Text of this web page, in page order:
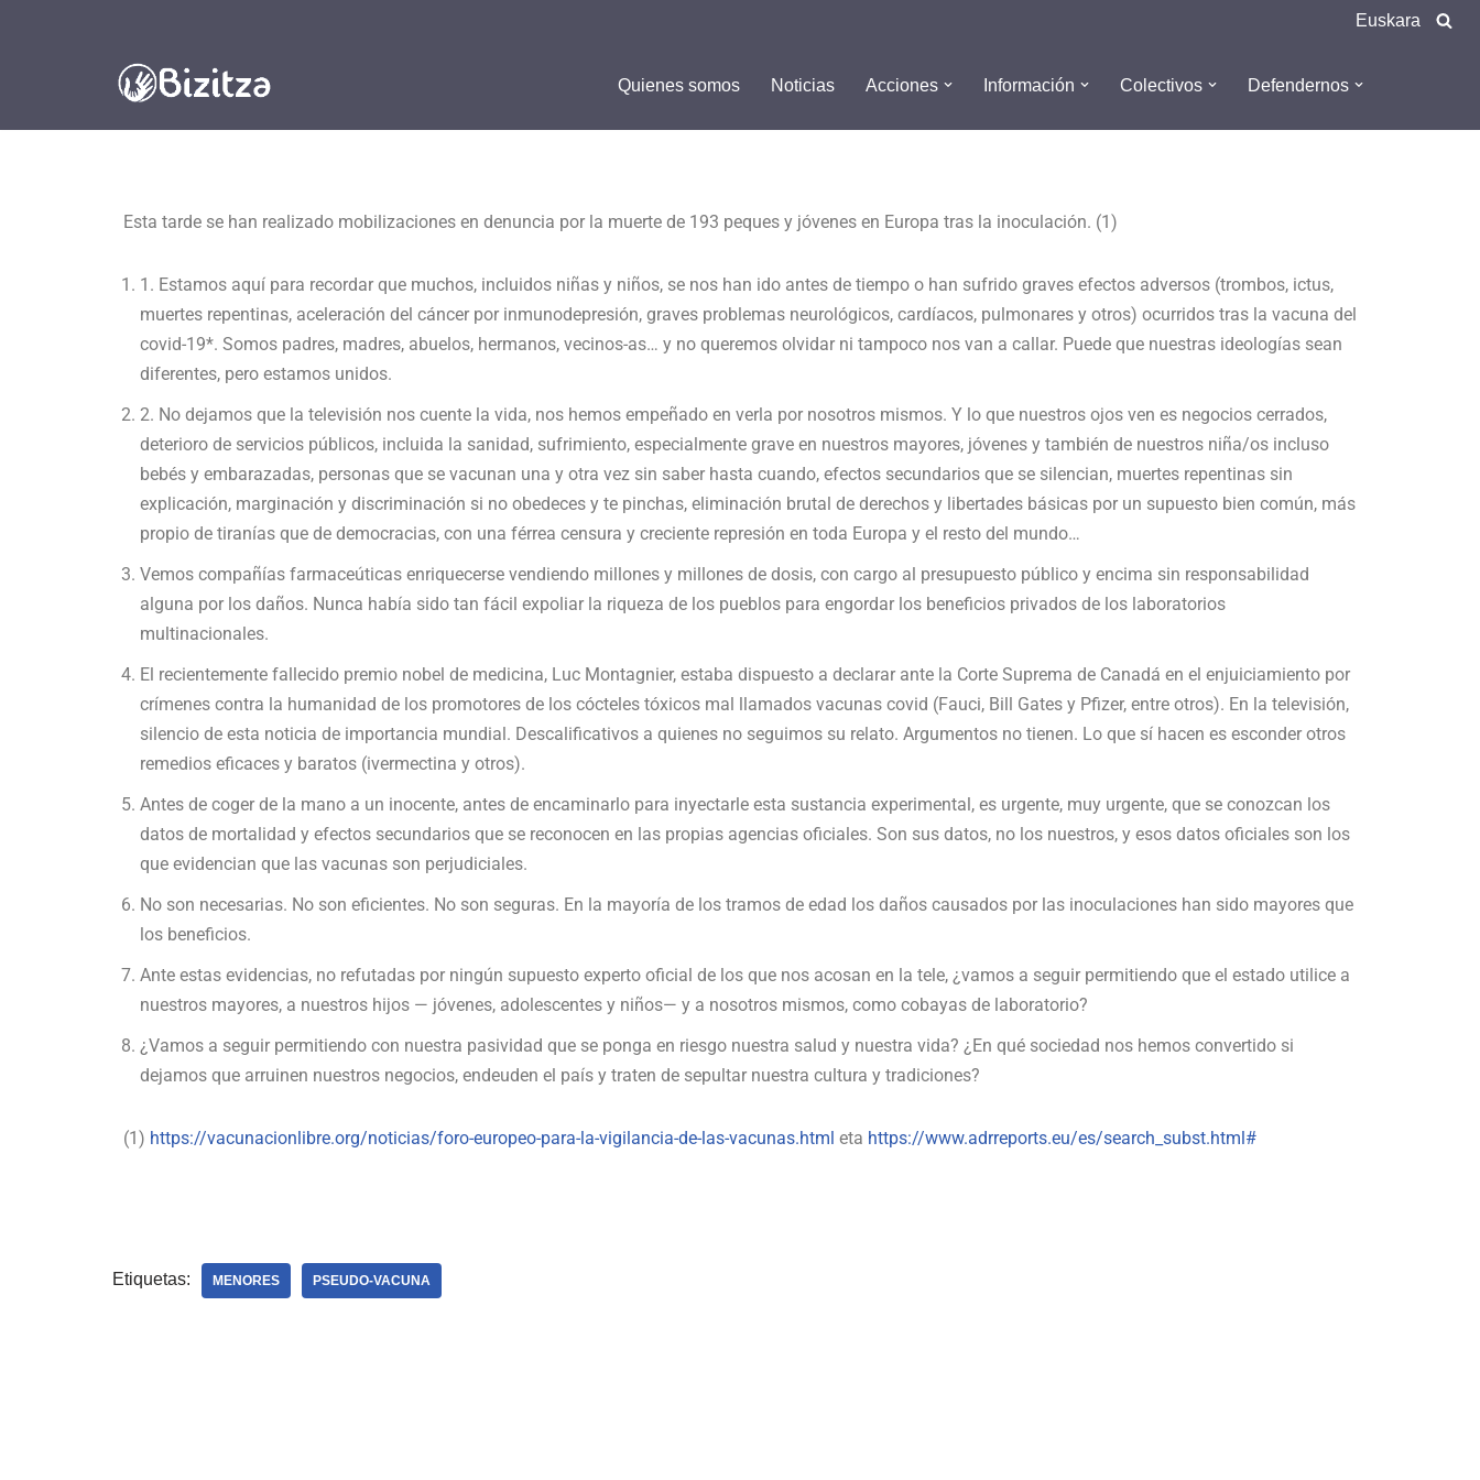
Euskara
Quienes somos Noticias Acciones Información Colectivos Defendernos
Esta tarde se han realizado mobilizaciones en denuncia por la muerte de 193 peques y jóvenes en Europa tras la inoculación. (1)
1. Estamos aquí para recordar que muchos, incluidos niñas y niños, se nos han ido antes de tiempo o han sufrido graves efectos adversos (trombos, ictus,
muertes repentinas, aceleración del cáncer por inmunodepresión, graves problemas neurológicos, cardíacos, pulmonares y otros) ocurridos tras la vacuna del
covid-19*. Somos padres, madres, abuelos, hermanos, vecinos-as… y no queremos olvidar ni tampoco nos van a callar. Puede que nuestras ideologías sean
diferentes, pero estamos unidos.
2. No dejamos que la televisión nos cuente la vida, nos hemos empeñado en verla por nosotros mismos. Y lo que nuestros ojos ven es negocios cerrados,
deterioro de servicios públicos, incluida la sanidad, sufrimiento, especialmente grave en nuestros mayores, jóvenes y también de nuestros niña/os incluso
bebés y embarazadas, personas que se vacunan una y otra vez sin saber hasta cuando, efectos secundarios que se silencian, muertes repentinas sin
explicación, marginación y discriminación si no obedeces y te pinchas, eliminación brutal de derechos y libertades básicas por un supuesto bien común, más
propio de tiranías que de democracias, con una férrea censura y creciente represión en toda Europa y el resto del mundo…
Vemos compañías farmaceúticas enriquecerse vendiendo millones y millones de dosis, con cargo al presupuesto público y encima sin responsabilidad
alguna por los daños. Nunca había sido tan fácil expoliar la riqueza de los pueblos para engordar los beneficios privados de los laboratorios
multinacionales.
El recientemente fallecido premio nobel de medicina, Luc Montagnier, estaba dispuesto a declarar ante la Corte Suprema de Canadá en el enjuiciamiento por
crímenes contra la humanidad de los promotores de los cócteles tóxicos mal llamados vacunas covid (Fauci, Bill Gates y Pfizer, entre otros). En la televisión,
silencio de esta noticia de importancia mundial. Descalificativos a quienes no seguimos su relato. Argumentos no tienen. Lo que sí hacen es esconder otros
remedios eficaces y baratos (ivermectina y otros).
Antes de coger de la mano a un inocente, antes de encaminarlo para inyectarle esta sustancia experimental, es urgente, muy urgente, que se conozcan los
datos de mortalidad y efectos secundarios que se reconocen en las propias agencias oficiales. Son sus datos, no los nuestros, y esos datos oficiales son los
que evidencian que las vacunas son perjudiciales.
No son necesarias. No son eficientes. No son seguras. En la mayoría de los tramos de edad los daños causados por las inoculaciones han sido mayores que
los beneficios.
Ante estas evidencias, no refutadas por ningún supuesto experto oficial de los que nos acosan en la tele, ¿vamos a seguir permitiendo que el estado utilice a
nuestros mayores, a nuestros hijos — jóvenes, adolescentes y niños— y a nosotros mismos, como cobayas de laboratorio?
¿Vamos a seguir permitiendo con nuestra pasividad que se ponga en riesgo nuestra salud y nuestra vida? ¿En qué sociedad nos hemos convertido si
dejamos que arruinen nuestros negocios, endeuden el país y traten de sepultar nuestra cultura y tradiciones?
(1) https://vacunacionlibre.org/noticias/foro-europeo-para-la-vigilancia-de-las-vacunas.html eta https://www.adrreports.eu/es/search_subst.html#
Etiquetas: MENORES PSEUDO-VACUNA